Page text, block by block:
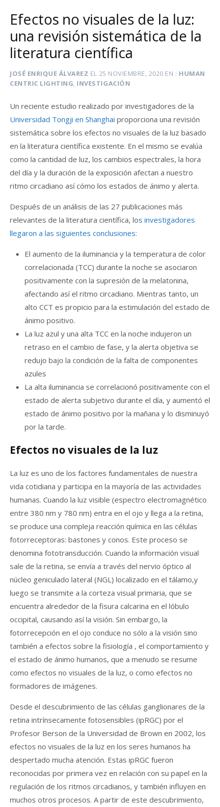
Efectos no visuales de la luz:
una revisión sistemática de la
literatura científica
JOSÉ ENRIQUE ÁLVAREZ EL 25 NOVIEMBRE, 2020 EN
HUMAN
CENTRIC LIGHTING, INVESTIGACIÓN
Un reciente estudio realizado por investigadores de la
Universidad Tongji en Shanghai proporciona una revisión
sistemática sobre los efectos no visuales de la luz basado
en la literatura científica existente. En el mismo se evalúa
como la cantidad de luz, los cambios espectrales, la hora
del día y la duración de la exposición afectan a nuestro
ritmo circadiano así cómo los estados de ánimo y alerta.
Después de un análisis de las 27 publicaciones más
relevantes de la literatura científica, los investigadores
llegaron a las siguientes conclusiones:
El aumento de la iluminancia y la temperatura de color
correlacionada (TCC) durante la noche se asociaron
positivamente con la supresión de la melatonina,
afectando así el ritmo circadiano. Mientras tanto, un
alto CCT es propicio para la estimulación del estado de
ánimo positivo.
La luz azul y una alta TCC en la noche indujeron un
retraso en el cambio de fase, y la alerta objetiva se
redujo bajo la condición de la falta de componentes
azules
La alta iluminancia se correlacionó positivamente con el
estado de alerta subjetivo durante el día, y aumentó el
estado de ánimo positivo por la mañana y lo disminuyó
por la tarde.
Efectos no visuales de la luz
La luz es uno de los factores fundamentales de nuestra
vida cotidiana y participa en la mayoría de las actividades
humanas. Cuando la luz visible (espectro electromagnético
entre 380 nm y 780 nm) entra en el ojo y llega a la retina,
se produce una compleja reacción química en las células
fotorreceptoras: bastones y conos. Este proceso se
denomina fototransducción. Cuando la información visual
sale de la retina, se envía a través del nervio óptico al
núcleo geniculado lateral (NGL) localizado en el tálamo,y
luego se transmite a la corteza visual primaria, que se
encuentra alrededor de la fisura calcarina en el lóbulo
occipital, causando así la visión. Sin embargo, la
fotorrecepción en el ojo conduce no sólo a la visión sino
también a efectos sobre la fisiología , el comportamiento y
el estado de ánimo humanos, que a menudo se resume
como efectos no visuales de la luz, o como efectos no
formadores de imágenes.
Desde el descubrimiento de las células ganglionares de la
retina intrínsecamente fotosensibles (ipRGC) por el
Profesor Berson de la Universidad de Brown en 2002, los
efectos no visuales de la luz en los seres humanos ha
despertado mucha atención. Estas ipRGC fueron
reconocidas por primera vez en relación con su papel en la
regulación de los ritmos circadianos, y también influyen en
muchos otros procesos. A partir de este descubrimiento,